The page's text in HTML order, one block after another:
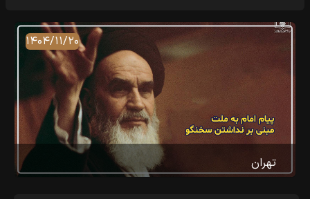
۱۴۰۴/۱۱/۲۰
تهران